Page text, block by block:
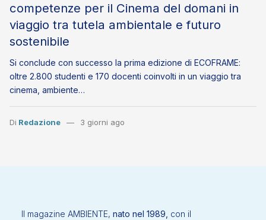
competenze per il Cinema del domani in
viaggio tra tutela ambientale e futuro
sostenibile
Si conclude con successo la prima edizione di ECOFRAME:
oltre 2.800 studenti e 170 docenti coinvolti in un viaggio tra
cinema, ambiente…
Di Redazione 3 giorni ago
Il magazine AMBIENTE, nato nel 1989, con il